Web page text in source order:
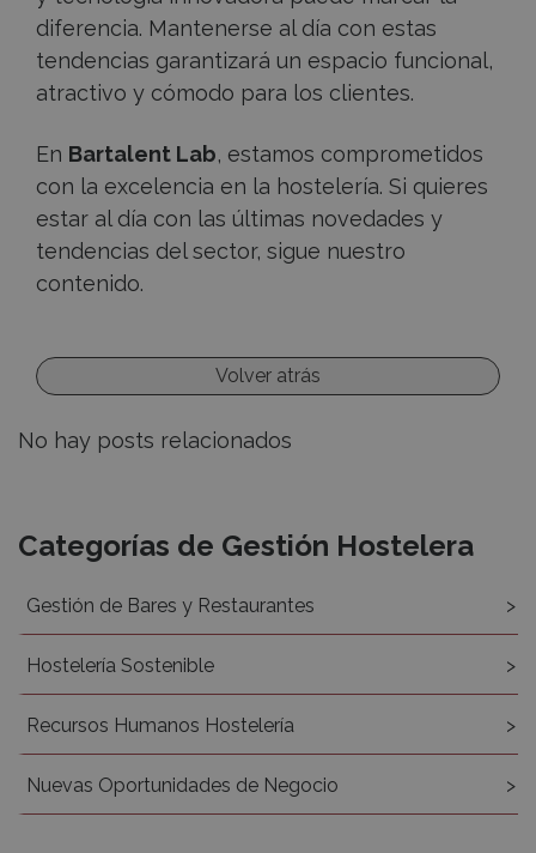
diferencia. Mantenerse al día con estas
tendencias garantizará un espacio funcional,
atractivo y cómodo para los clientes.
En Bartalent Lab, estamos comprometidos
con la excelencia en la hostelería. Si quieres
estar al día con las últimas novedades y
tendencias del sector, sigue nuestro
contenido.
Volver atrás
No hay posts relacionados
Recursos
Categorías de Gestión Hostelera
Gestión de Bares y Restaurantes
Hostelería Sostenible
Recursos Humanos Hostelería
Nuevas Oportunidades de Negocio